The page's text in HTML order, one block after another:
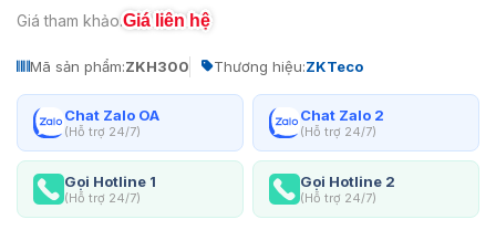
Giá tham khảo:Giá liên hệ
Mã sản phẩm:ZKH300 Thương hiệu:ZKTeco
Chat Zalo OA
(Hỗ trợ 24/7)
Chat Zalo 2
(Hỗ trợ 24/7)
Gọi Hotline 1
(Hỗ trợ 24/7)
Gọi Hotline 2
(Hỗ trợ 24/7)